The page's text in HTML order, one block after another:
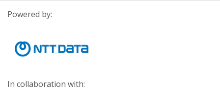
Powered by:
In collaboration with: